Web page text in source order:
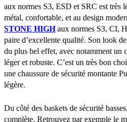
aux normes S3, ESD et SRC est très
métal, confortable, et au design
STONE HIGHaux normes S3, CI,
paire d’excellente qualité. Son look
du plus bel effet, avec notamment un
léger et robuste. C’est un très bon
une chaussure de sécurité montante
légère.
Du côté des baskets de sécurité
complète. Retrouvez par exemple le